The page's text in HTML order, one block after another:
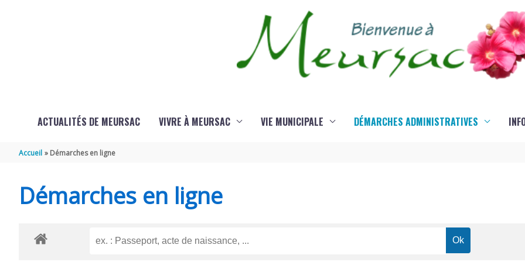
ACTUALITÉS DE MEURSAC VIVRE À MEURSAC VIE MUNICIPALE DÉMARCHES ADMINISTRATIVES
Accueil Démarches en ligne
Démarches en ligne